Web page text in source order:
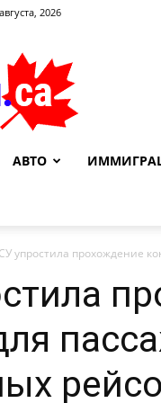
2026
АВТО
упростила прохождение